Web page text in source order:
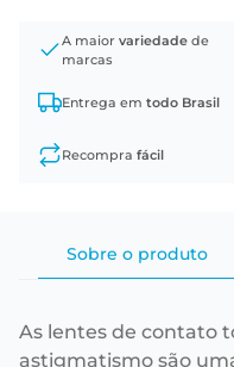
A maior variedade de
marcas
Entrega em todo Brasil
Recompra fácil
Sobre o produto
As lentes de contato
astigmatismo são